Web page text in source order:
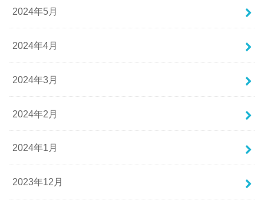
2024年5月
2024年4月
2024年3月
2024年2月
2024年1月
2023年12月